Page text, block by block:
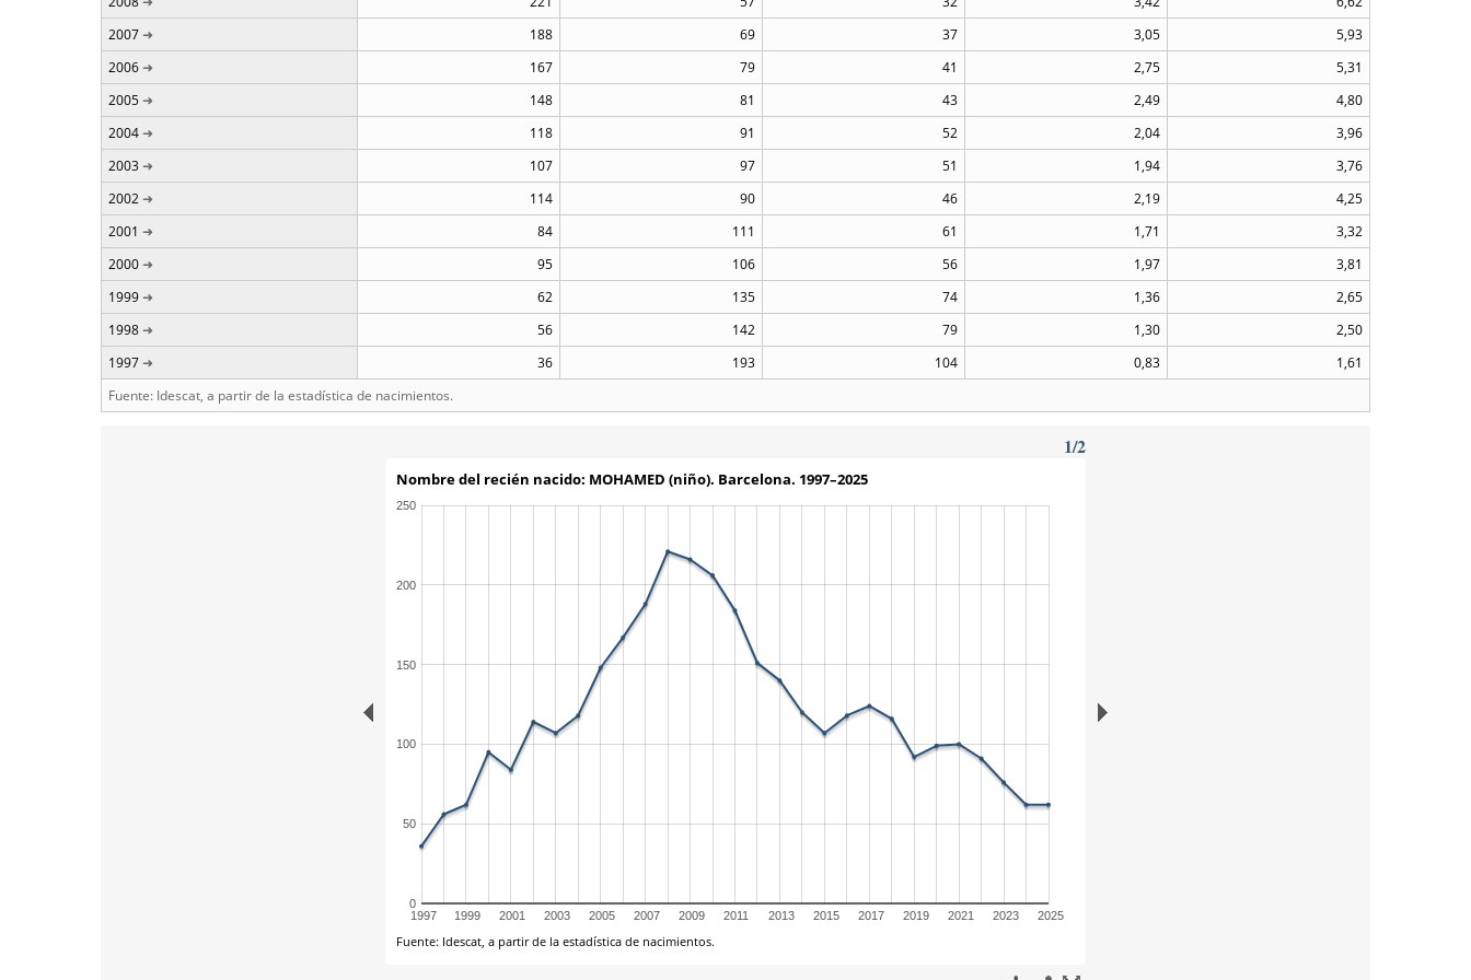
2007
188 69 37 3,05
5,93
2006
167 79 41 2,75
5,31
2005
148 81 43 2,49
4,80
2004
118 91 52 2,04
3,96
2003
107 97 51 1,94
3,76
2002
114 90 46 2,19
4,25
2001
84 111 61 1,71
3,32
2000
95 106 56 1,97
3,81
1999
62 135 74 1,36
2,65
1998
56 142 79 1,30
2,50
1997
36 193 104 0,83
1,61
Fuente: Idescat, a partir de la estadística de nacimientos.